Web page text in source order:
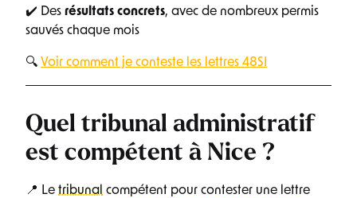
✔️ Des résultats concrets, avec de nombreux permis
sauvés chaque mois
🔍 Voir comment je conteste les lettres 48SI
Quel tribunal administratif
est compétent à Nice ?
📍 Le tribunal compétent pour contester une lettre